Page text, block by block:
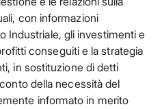
con informazioni
Industriale, gli investimenti e
conseguiti e la strategia
in sostituzione di detti
della necessità del
informato in merito